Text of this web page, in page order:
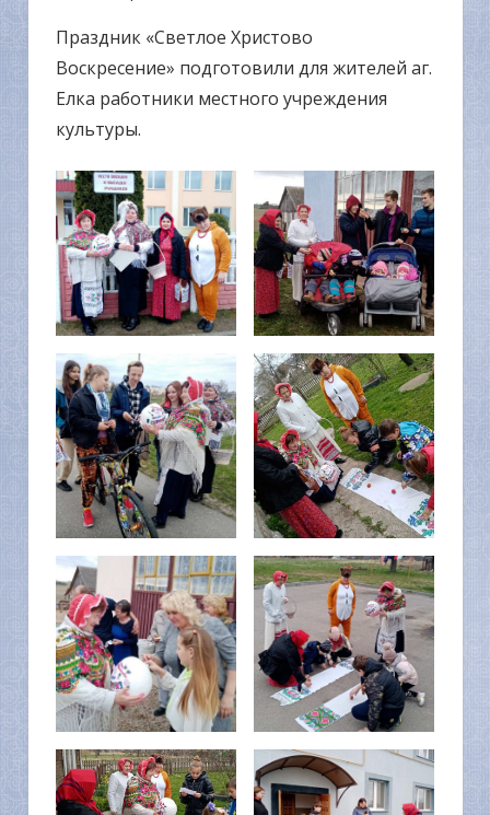
Праздник «Светлое Христово
Воскресение» подготовили для жителей аг.
Елка работники местного учреждения
культуры.